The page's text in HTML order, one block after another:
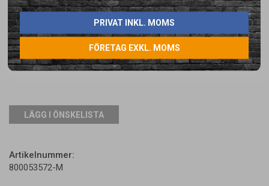
PRIVAT INKL. MOMS
FÖRETAG EXKL. MOMS
LÄGG I ÖNSKELISTA
Artikelnummer:
800053572-M